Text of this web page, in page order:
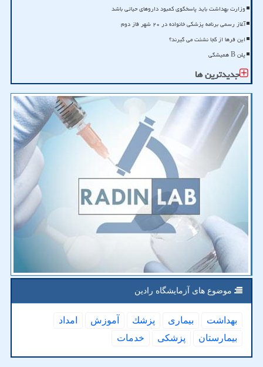
وزارت بهداشت باید پاسخگوی کمبود داروهای حیاتی باشد
آغاز رسمی برنامه پزشکی خانواده در ۲۰ شهر فاز دوم
این فرها از کجا نشئت می گیرند؟
پلن B همیشگی
جدیدترین ها
موضوع های آزمایشگاه رادین
بهداشت بیماری پزشك آموزش
امداد
بیمارستان
پزشكی خدمات